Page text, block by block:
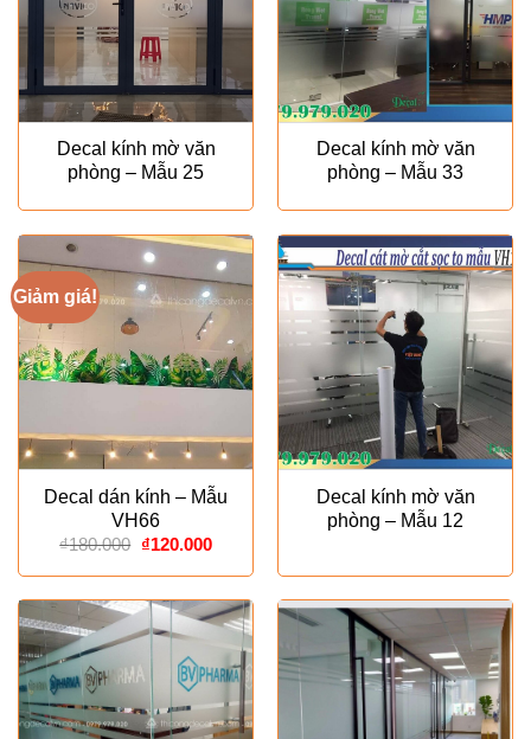
Decal kính mờ văn
phòng – Mẫu 25
Decal kính mờ văn
phòng – Mẫu 33
Giảm giá!
Decal dán kính – Mẫu
VH66
₫180.000 Giá
là:
₫180.000.
₫120.000Giá
tại
là:
₫120.000.
Decal kính mờ văn
phòng – Mẫu 12